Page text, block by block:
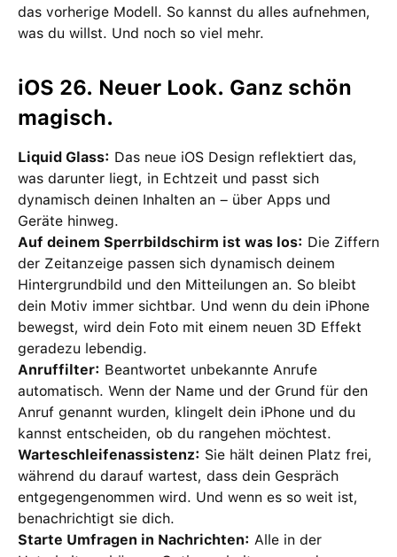
das vorherige Modell. So kannst du alles aufnehmen,
was du willst. Und noch so viel mehr.
iOS 26. Neuer Look. Ganz schön
magisch.
Liquid Glass: Das neue iOS Design reflektiert das,
was darunter liegt, in Echtzeit und passt sich
dynamisch deinen Inhalten an – über Apps und
Geräte hinweg.
Auf deinem Sperrbildschirm ist was los: Die Ziffern
der Zeitanzeige passen sich dynamisch deinem
Hintergrundbild und den Mitteilungen an. So bleibt
dein Motiv immer sichtbar. Und wenn du dein iPhone
bewegst, wird dein Foto mit einem neuen 3D Effekt
geradezu lebendig.
Anruffilter: Beantwortet unbekannte Anrufe
automatisch. Wenn der Name und der Grund für den
Anruf genannt wurden, klingelt dein iPhone und du
kannst entscheiden, ob du rangehen möchtest.
Warteschleifenassistenz: Sie hält deinen Platz frei,
während du darauf wartest, dass dein Gespräch
entgegengenommen wird. Und wenn es so weit ist,
benachrichtigt sie dich.
Starte Umfragen in Nachrichten: Alle in der